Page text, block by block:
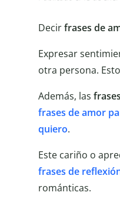
Decirfrases de
Expresar
otra persona.
Además, las
frases de amor
quiero.
Este cariño o
frases de
románticas.